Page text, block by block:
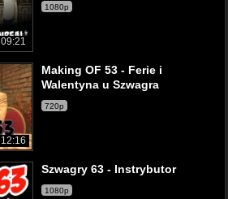
09:21
1080p
12:16
Making OF 53 - Ferie i
Walentyna u Szwagra
720p
Szwagry 63 - Instrybutor
1080p